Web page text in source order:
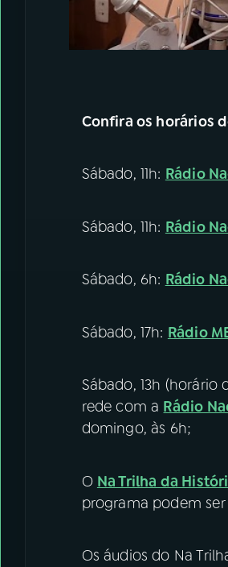
Confira os horários
Sábado, 11h: Rádio
Sábado, 11h: Rádio
Sábado, 6h: Rádio
Sábado, 17h: Rádio
Sábado, 13h (horário
rede com a Rádio
domingo, às 6h;
O Na Trilha da
programa podem
Os áudios do Na